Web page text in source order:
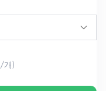
/개 )